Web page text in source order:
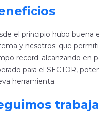
el principio hubo buena
y nosotros; que
record; alcanzando en
para el SECTOR,
herramienta.